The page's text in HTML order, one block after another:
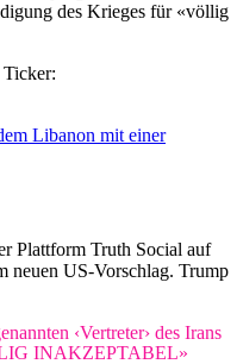
des Krieges für «völlig
Libanon mit einer
Plattform Truth Social auf
neuen US-Vorschlag. Trump
‹Vertreter› des Irans
INAKZEPTABEL»